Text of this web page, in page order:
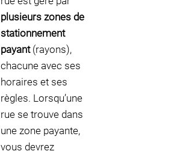
plusieurs zones de
stationnement
payant(rayons),
chacune avec ses
horaires et ses
règles. Lorsqu’une
rue se trouve dans
une zone payante,
vous devrez